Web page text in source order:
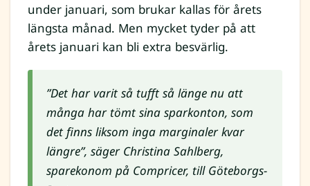
under januari, som brukar kallas för årets
längsta månad. Men mycket tyder på att
årets januari kan bli extra besvärlig.
”Det har varit så tufft så länge nu att
många har tömt sina sparkonton, som
det finns liksom inga marginaler kvar
längre”, säger Christina Sahlberg,
sparekonom på Compricer, till Göteborgs-